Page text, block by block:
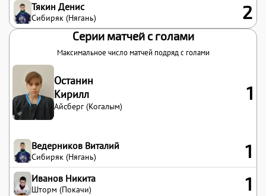
Тякин Денис
Сибиряк (Нягань) 2
Серии матчей с голами
Максимальное число матчей подряд с голами
Останин
Кирилл
Айсберг (Когалым)
1
Ведерников Виталий
Сибиряк (Нягань) 1
Иванов Никита
Шторм (Покачи) 1